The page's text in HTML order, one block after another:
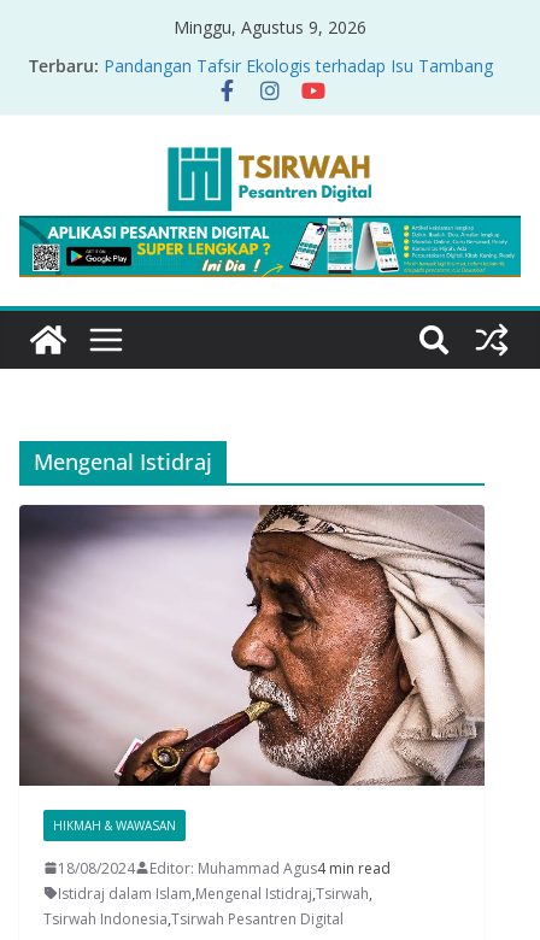
Minggu, Agustus 9, 2026
Terbaru: Pandangan Tafsir Ekologis terhadap Isu Tambang
Nikel di Raja Ampat
PRODUK RELASI KUASA-IDIOLOGI PADA TAFSIR
Sirah Nabawiyah
Oversharing dan Privasi dalam Al-Qur’an: “Ketika
Ayat Bicara Soal Curhat di Sosmed”
Menyikapi Fatherless, Kisah Lukman Menjadi
Cerminan
Mengenal Istidraj
HIKMAH & WAWASAN
18/08/2024 Editor: Muhammad Agus4 min read
Istidraj dalam Islam,Mengenal Istidraj,Tsirwah,
Tsirwah Indonesia,Tsirwah Pesantren Digital